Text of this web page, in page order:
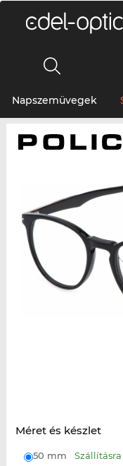
Napszemüvegek
Méret és készlet
50 mm